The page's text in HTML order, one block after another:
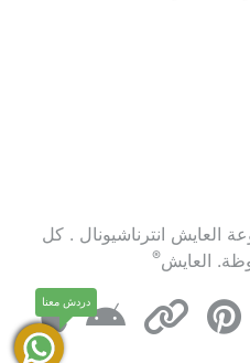
© 2025 مجموعة العايش انترناشيونال . كل
العايش®
دردش معنا